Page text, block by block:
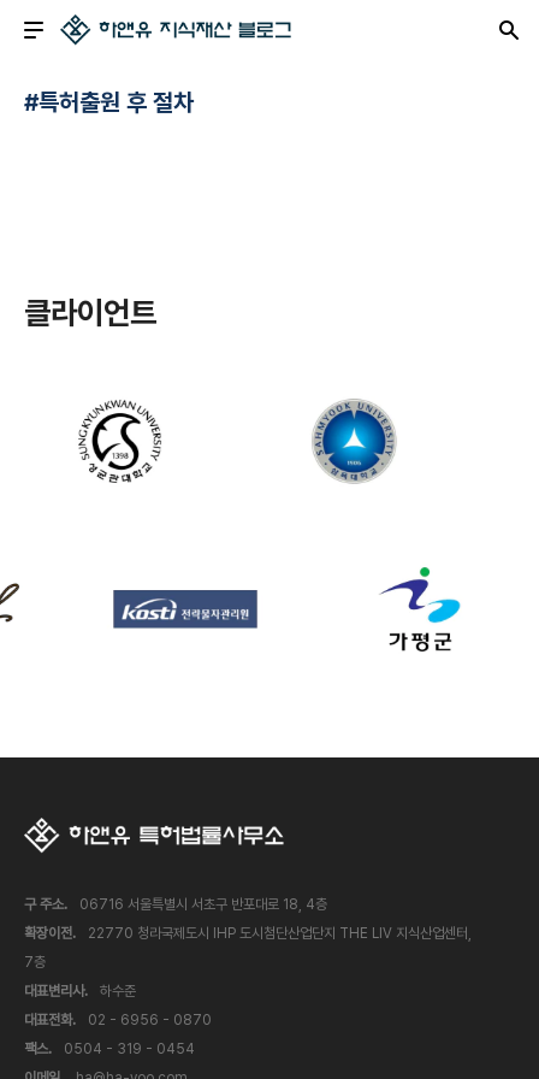
#특허출원 후 절차
클라이언트
구 주소.
06716 서울특별시 서초구 반포대로 18, 4층
확장이전.
22770 청라국제도시 IHP 도시첨단산업단지 THE LIV 지식산업센터,
7층
대표변리사.
하수준
대표전화.
02 - 6956 - 0870
팩스.
0504 - 319 - 0454